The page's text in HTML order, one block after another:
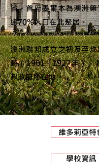
省。首府墨爾本為澳洲
逾70%人口在此聚居。
澳洲聯邦成立之初及至坎
時（1901－1927年），
邦政府所在地。
維多莉亞特
學校資訊